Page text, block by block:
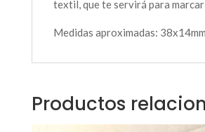
textil, que te servirá para marcar
Medidas aproximadas: 38x14mm
Productos